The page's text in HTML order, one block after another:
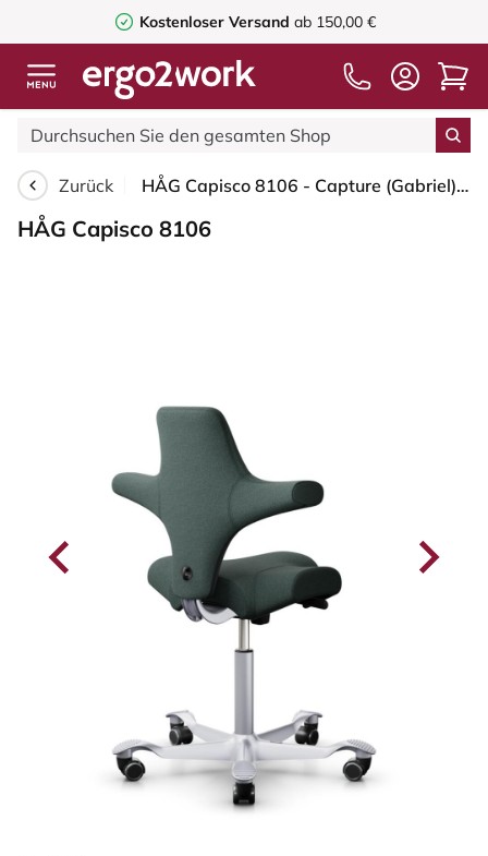
Kostenloser Versand ab 150,00 €
Zurück HÅG Capisco 8106 - Capture (Gabriel) - Wolle / Polyamid - CPT6601 - Blue - Silber - 265 mm (Sitzhöhe 53-79cm) - Weiche Rollen für harte Böden
HÅG Capisco 8106